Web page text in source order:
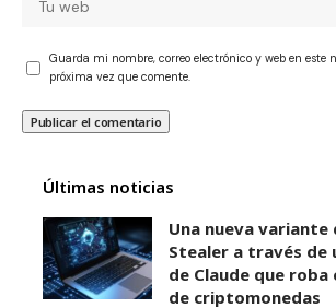
Guarda mi nombre, correo electrónico y web en este
próxima vez que comente.
Últimas noticias
Una nueva variante
Stealer a través de
de Claude que roba
de criptomonedas